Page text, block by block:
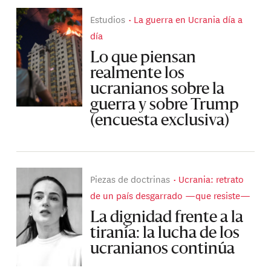
Estudios
La guerra en Ucrania día a
día
Lo que piensan
realmente los
ucranianos sobre la
guerra y sobre Trump
(encuesta exclusiva)
Piezas de doctrinas
Ucrania: retrato
de un país desgarrado —que resiste—
La dignidad frente a la
tiranía: la lucha de los
ucranianos continúa